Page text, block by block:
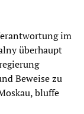
im
überhaupt
Beweise zu
bluffe